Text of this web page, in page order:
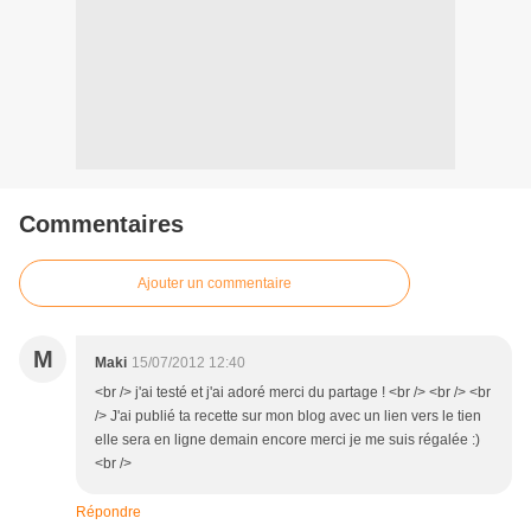
Commentaires
Ajouter un commentaire
M Maki 15/07/2012 12:40
<br /> j'ai testé et j'ai adoré merci du partage ! <br /> <br /> <br
/> J'ai publié ta recette sur mon blog avec un lien vers le tien
elle sera en ligne demain encore merci je me suis régalée :)
<br />
Répondre